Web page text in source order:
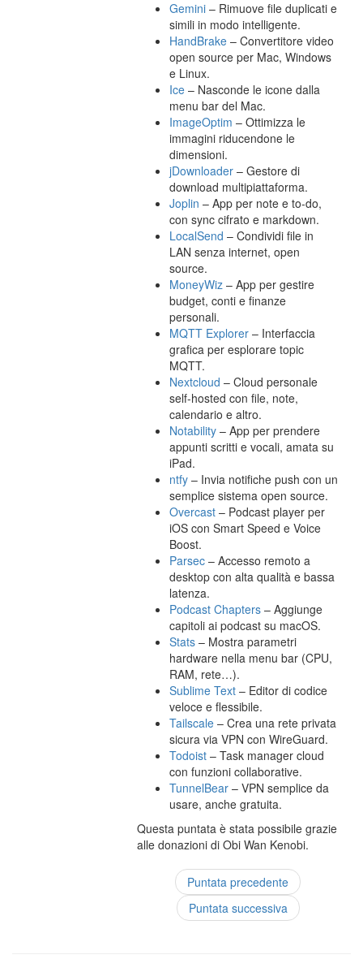
Gemini – Rimuove file duplicati e
simili in modo intelligente.
HandBrake – Convertitore video
open source per Mac, Windows
e Linux.
Ice – Nasconde le icone dalla
menu bar del Mac.
ImageOptim – Ottimizza le
immagini riducendone le
dimensioni.
jDownloader – Gestore di
download multipiattaforma.
Joplin – App per note e to-do,
con sync cifrato e markdown.
LocalSend – Condividi file in
LAN senza internet, open
source.
MoneyWiz – App per gestire
budget, conti e finanze
personali.
MQTT Explorer – Interfaccia
grafica per esplorare topic
MQTT.
Nextcloud – Cloud personale
self-hosted con file, note,
calendario e altro.
Notability – App per prendere
appunti scritti e vocali, amata su
iPad.
ntfy – Invia notifiche push con un
semplice sistema open source.
Overcast – Podcast player per
iOS con Smart Speed e Voice
Boost.
Parsec – Accesso remoto a
desktop con alta qualità e bassa
latenza.
Podcast Chapters – Aggiunge
capitoli ai podcast su macOS.
Stats – Mostra parametri
hardware nella menu bar (CPU,
RAM, rete…).
Sublime Text – Editor di codice
veloce e flessibile.
Tailscale – Crea una rete privata
sicura via VPN con WireGuard.
Todoist – Task manager cloud
con funzioni collaborative.
TunnelBear – VPN semplice da
usare, anche gratuita.
Questa puntata è stata possibile grazie
alle donazioni di Obi Wan Kenobi.
Puntata precedente
Puntata successiva